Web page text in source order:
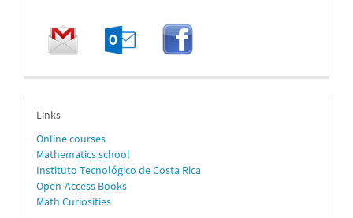
enlaces
Links
Onlinecourses
Mathematics school
Instituto Tecnológico de Costa Rica
Open-Access Books
Math Curiosities